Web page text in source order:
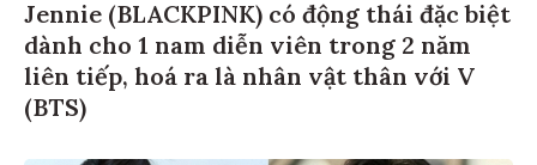
Jennie (BLACKPINK) có động thái đặc biệt
dành cho 1 nam diễn viên trong 2 năm
liên tiếp, hoá ra là nhân vật thân với V
(BTS)